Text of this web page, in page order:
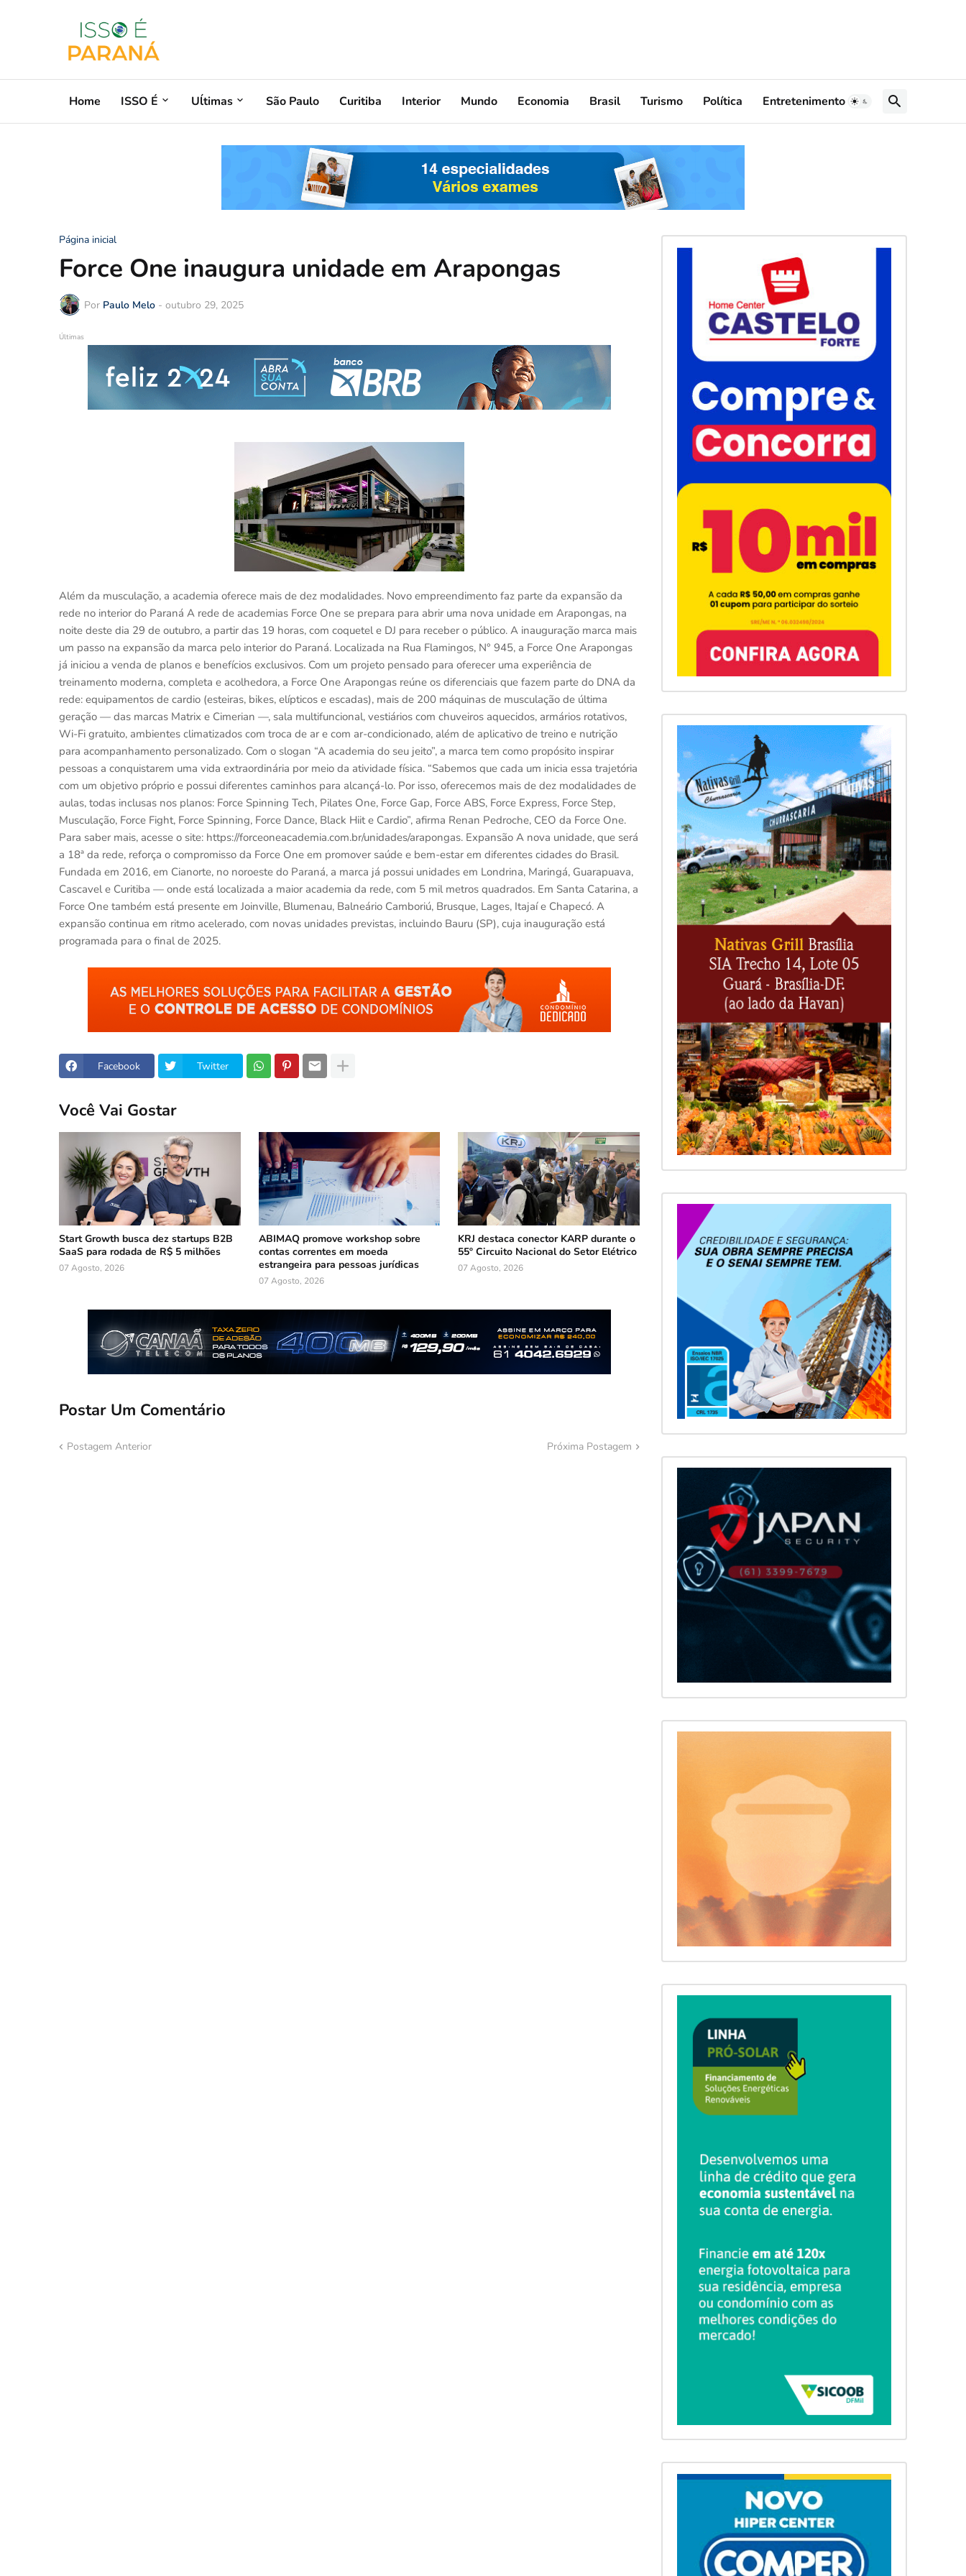
Home ISSO É Uĺtimas São Paulo Curitiba Interior Mundo Economia Brasil Turismo Política Entretenimento
Página inicial
Force One inaugura unidade em Arapongas
Por Paulo Melo - outubro 29, 2025
Últimas
Além da musculação, a academia oferece mais de dez modalidades. Novo empreendimento faz parte da expansão da
rede no interior do Paraná A rede de academias Force One se prepara para abrir uma nova unidade em Arapongas, na
noite deste dia 29 de outubro, a partir das 19 horas, com coquetel e DJ para receber o público. A inauguração marca mais
um passo na expansão da marca pelo interior do Paraná. Localizada na Rua Flamingos, N° 945, a Force One Arapongas
já iniciou a venda de planos e benefícios exclusivos. Com um projeto pensado para oferecer uma experiência de
treinamento moderna, completa e acolhedora, a Force One Arapongas reúne os diferenciais que fazem parte do DNA da
rede: equipamentos de cardio (esteiras, bikes, elípticos e escadas), mais de 200 máquinas de musculação de última
geração — das marcas Matrix e Cimerian —, sala multifuncional, vestiários com chuveiros aquecidos, armários rotativos,
Wi-Fi gratuito, ambientes climatizados com troca de ar e com ar-condicionado, além de aplicativo de treino e nutrição
para acompanhamento personalizado. Com o slogan “A academia do seu jeito”, a marca tem como propósito inspirar
pessoas a conquistarem uma vida extraordinária por meio da atividade física. “Sabemos que cada um inicia essa trajetória
com um objetivo próprio e possui diferentes caminhos para alcançá-lo. Por isso, oferecemos mais de dez modalidades de
aulas, todas inclusas nos planos: Force Spinning Tech, Pilates One, Force Gap, Force ABS, Force Express, Force Step,
Musculação, Force Fight, Force Spinning, Force Dance, Black Hiit e Cardio”, afirma Renan Pedroche, CEO da Force One.
Para saber mais, acesse o site: https://forceoneacademia.com.br/unidades/arapongas. Expansão A nova unidade, que será
a 18ª da rede, reforça o compromisso da Force One em promover saúde e bem-estar em diferentes cidades do Brasil.
Fundada em 2016, em Cianorte, no noroeste do Paraná, a marca já possui unidades em Londrina, Maringá, Guarapuava,
Cascavel e Curitiba — onde está localizada a maior academia da rede, com 5 mil metros quadrados. Em Santa Catarina, a
Force One também está presente em Joinville, Blumenau, Balneário Camboriú, Brusque, Lages, Itajaí e Chapecó. A
expansão continua em ritmo acelerado, com novas unidades previstas, incluindo Bauru (SP), cuja inauguração está
programada para o final de 2025.
Facebook Twitter
Você Vai Gostar
Start Growth busca dez startups B2B
SaaS para rodada de R$ 5 milhões
07 Agosto, 2026
ABIMAQ promove workshop sobre
contas correntes em moeda
estrangeira para pessoas jurídicas
07 Agosto, 2026
KRJ destaca conector KARP durante o
55º Circuito Nacional do Setor Elétrico
07 Agosto, 2026
Postar Um Comentário
Postagem Anterior Próxima Postagem